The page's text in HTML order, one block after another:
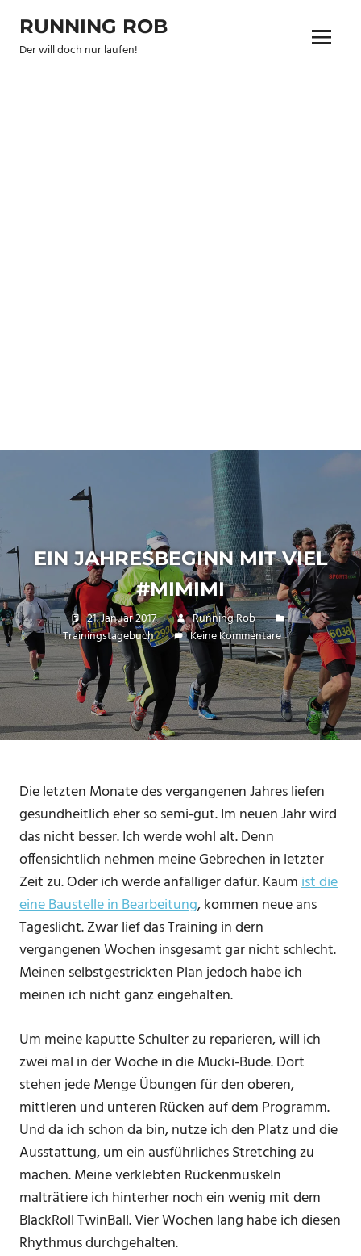
Inhalt
springen
RUNNING ROB
Der will doch nur laufen! Menu
EIN JAHRESBEGINN MIT VIEL
#MIMIMI
21. Januar 2017
Running Rob
Trainingstagebuch
Keine Kommentare
Die letzten Monate des vergangenen Jahres liefen
gesundheitlich eher so semi-gut. Im neuen Jahr wird
das nicht besser. Ich werde wohl alt. Denn
offensichtlich nehmen meine Gebrechen in letzter
Zeit zu. Oder ich werde anfälliger dafür. Kaumist die
eine Baustelle in Bearbeitung, kommen neue ans
Tageslicht. Zwar lief das Training in dern
vergangenen Wochen insgesamt gar nicht schlecht.
Meinen selbstgestrickten Plan jedoch habe ich
meinen ich nicht ganz eingehalten.
Um meine kaputte Schulter zu reparieren, will ich
zwei mal in der Woche in die Mucki-Bude. Dort
stehen jede Menge Übungen für den oberen,
mittleren und unteren Rücken auf dem Programm.
Und da ich schon da bin, nutze ich den Platz und die
Ausstattung, um ein ausführliches Stretching zu
machen. Meine verklebten Rückenmuskeln
malträtiere ich hinterher noch ein wenig mit dem
BlackRoll TwinBall. Vier Wochen lang habe ich diesen
Rhythmus durchgehalten.